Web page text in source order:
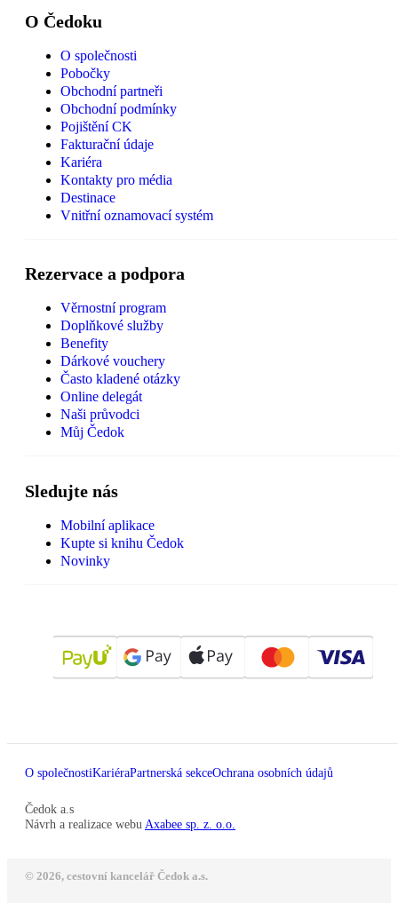
O Čedoku
O společnosti
Pobočky
Obchodní partneři
Obchodní podmínky
Pojištění CK
Fakturační údaje
Kariéra
Kontakty pro média
Destinace
Vnitřní oznamovací systém
Rezervace a podpora
Věrnostní program
Doplňkové služby
Benefity
Dárkové vouchery
Často kladené otázky
Online delegát
Naši průvodci
Můj Čedok
Sledujte nás
Mobilní aplikace
Kupte si knihu Čedok
Novinky
O společnostiKariéraPartnerská sekceOchrana osobních údajů
Čedok a.s
Návrh a realizace webu Axabee sp. z. o.o.
© 2026, cestovní kancelář Čedok a.s.